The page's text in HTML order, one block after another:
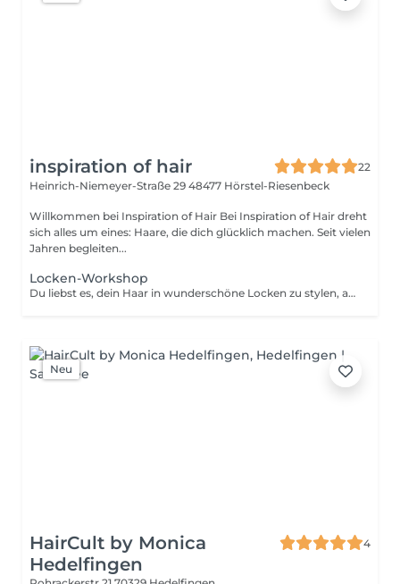
inspiration of hair
22
Heinrich-Niemeyer-Straße 29 48477 Hörstel-Riesenbeck
Willkommen bei Inspiration of Hair Bei Inspiration of Hair dreht
sich alles um eines: Haare, die dich glücklich machen. Seit vielen
Jahren begleiten...
Locken-Workshop
Du liebst es, dein Haar in wunderschöne Locken zu stylen, aber brauchst noch ein wenig Unterstützung, um den perfekten Look auch zu Hause zu erzielen? In unserem exklusiven Locken-Workshop zeigen wir dir, wie du ganz einfach selbst das Beste aus deinem Lockenstab oder Lockengerät herausholst. Gemeinsam üben wir die richtige Technik, damit du jedes Mal das gewünschte Ergebnis erzielst. Eine erfahrene Friseurin steht dir eine Stunde lang zur Seite, gibt dir Tipps und Tricks und zeigt dir, wie du deinen individuellen Look kreierst. Dein Haar, deine Locken, dein Style ab sofort ganz einfach auch zu Hause! Dauer: 60 Minuten.
Neu
HairCult by Monica
Hedelfingen
4